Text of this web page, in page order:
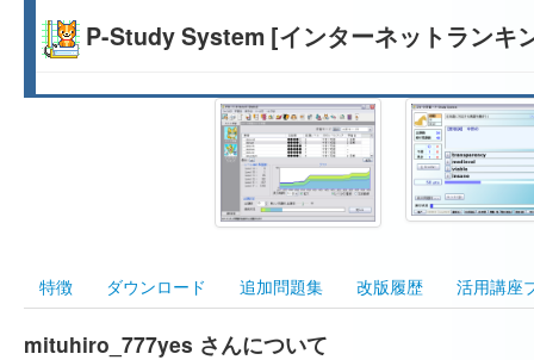
P-Study System [インターネットランキ
特徴 ダウンロード 追加問題集 改版履歴 活用講座
mituhiro_777yes さんについて